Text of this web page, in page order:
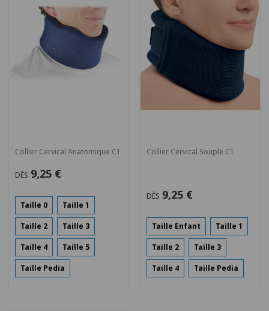
Collier Cervical Anatomique C1
DÈS 9,25 €
Taille 0 Taille 1
Taille 2 Taille 3
Taille 4 Taille 5
Taille Pedia
Collier Cervical Souple C1
DÈS 9,25 €
Taille Enfant Taille 1
Taille 2 Taille 3
Taille 4 Taille Pedia